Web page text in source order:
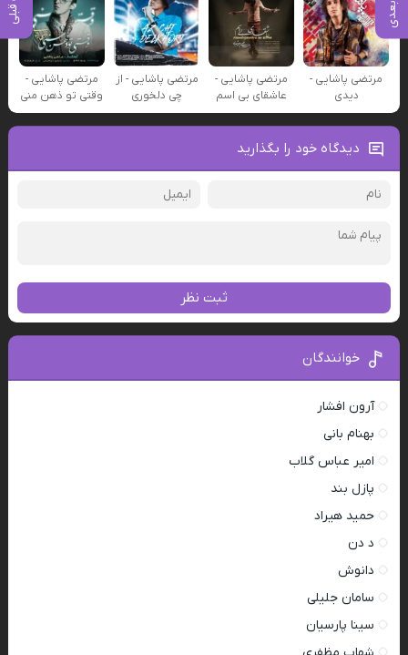
مرتضی پاشایی -
دیدی
مرتضی پاشایی -
عاشقای بی اسم
مرتضی پاشایی - از
چی دلخوری
مرتضی پاشایی -
وقتی تو ذهن منی
دیدگاه خود را بگذارید
ثبت نظر
خوانندگان
آرون افشار
بهنام بانی
امیر عباس گلاب
پازل بند
حمید هیراد
د دن
دانوش
سامان جلیلی
سینا پارسیان